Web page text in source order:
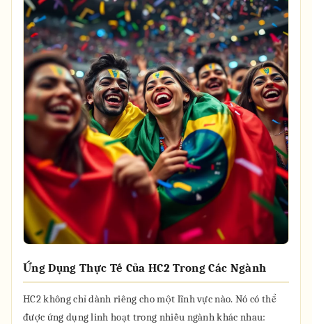
Ứng Dụng Thực Tế Của HC2 Trong Các Ngành
HC2 không chỉ dành riêng cho một lĩnh vực nào. Nó có thể
được ứng dụng linh hoạt trong nhiều ngành khác nhau: